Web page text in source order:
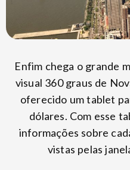
Enfim chega o grande
visual 360 graus de
oferecido um tablet
dólares. Com esse
informações sobre
vistas pelas